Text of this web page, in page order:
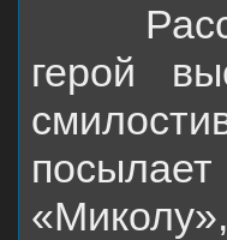
герой